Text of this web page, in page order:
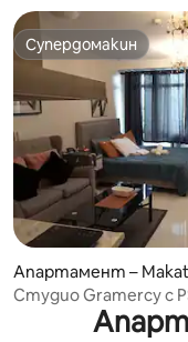
Супердомакин
Супердомакин
Апартамент –
Студио Gramercy с
изглед към Рокуел